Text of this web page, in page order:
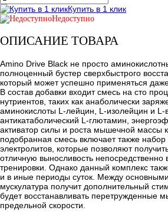
Купить в 1 клик
Недоступно
ОПИСАНИЕ ТОВАРА
Amino Drive Black не просто
полноценный бустер сверхбыстрого
который может успешно применяться
В состав добавки входит смесь на сто
нутриентов, таких как анаболически
аминокислоты L-лейцин, L-изолейцин и L-
антикатаболический L-глютамин,
активатор силы и роста мышечной массы
подобранная смесь включает также
электролитов, которые позволяют
отличную выносливость непосредственно
тренировки. Однако данный комплекс
и в иные периоды суток. Между
мускулатура получит дополнительный
будет восстанавливать перетружденные
предельной скорости.